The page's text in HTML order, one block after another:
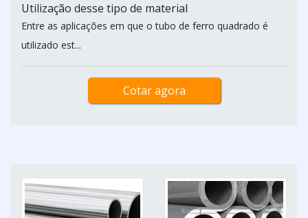
Utilização desse tipo de material
Entre as aplicações em que o tubo de ferro quadrado é
utilizado est...
Cotar agora